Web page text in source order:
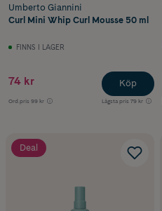
Umberto Giannini
Curl Mini Whip Curl Mousse 50 ml
FINNS I LAGER
74 kr
Ord.pris 99 kr Lägsta pris 79 kr
Köp
Deal